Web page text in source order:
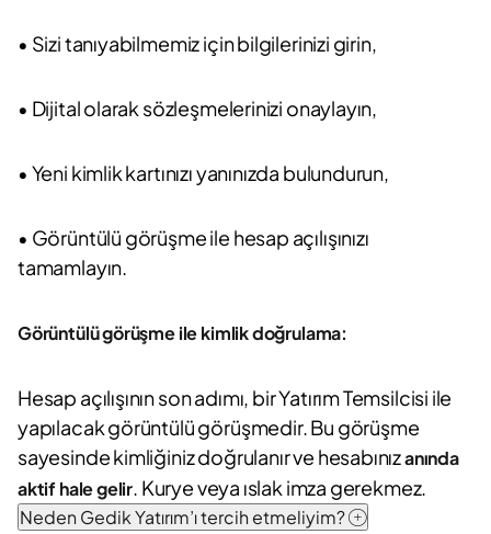
• Sizi tanıyabilmemiz için bilgilerinizi girin,
• Dijital olarak sözleşmelerinizi onaylayın,
• Yeni kimlik kartınızı yanınızda bulundurun,
• Görüntülü görüşme ile hesap açılışınızı
tamamlayın.
Görüntülü görüşme ile kimlik doğrulama:
Hesap açılışının son adımı, bir Yatırım Temsilcisi ile
yapılacak görüntülü görüşmedir. Bu görüşme
sayesinde kimliğiniz doğrulanır ve hesabınızanında
aktif hale gelir. Kurye veya ıslak imza gerekmez.
Neden Gedik Yatırım’ı tercih etmeliyim?